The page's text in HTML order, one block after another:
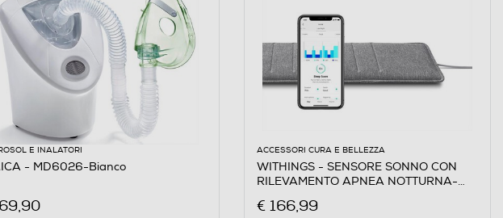
E INALATORI
- MD6026-Bianco
ACCESSORI CURA E BELLEZZA
WITHINGS - SENSORE SONNO CON
RILEVAMENTO APNEA NOTTURNA-
€ 166,99